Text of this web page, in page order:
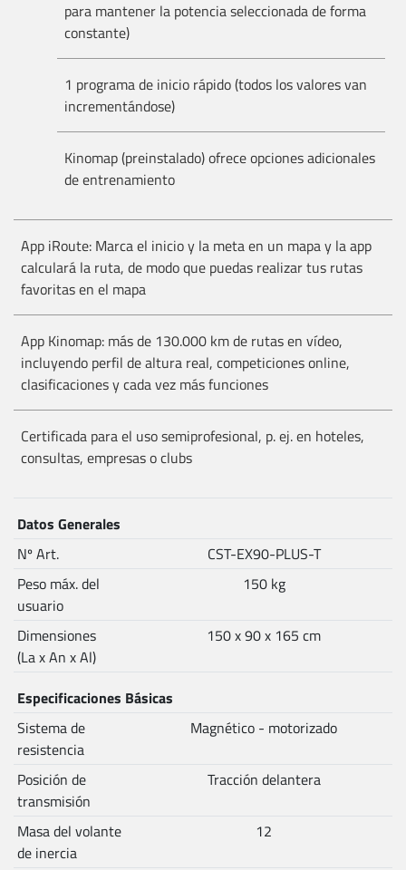
para mantener la potencia seleccionada de forma
constante)
1 programa de inicio rápido (todos los valores van
incrementándose)
Kinomap (preinstalado) ofrece opciones adicionales
de entrenamiento
App iRoute: Marca el inicio y la meta en un mapa y la app
calculará la ruta, de modo que puedas realizar tus rutas
favoritas en el mapa
App Kinomap: más de 130.000 km de rutas en vídeo,
incluyendo perfil de altura real, competiciones online,
clasificaciones y cada vez más funciones
Certificada para el uso semiprofesional, p. ej. en hoteles,
consultas, empresas o clubs
Datos Generales
Nº Art.
CST-EX90-PLUS-T
Peso máx. del
usuario
150 kg
Dimensiones
(La x An x Al)
150 x 90 x 165 cm
Especificaciones Básicas
Sistema de
resistencia
Magnético - motorizado
Posición de
transmisión
Tracción delantera
Masa del volante
de inercia
12